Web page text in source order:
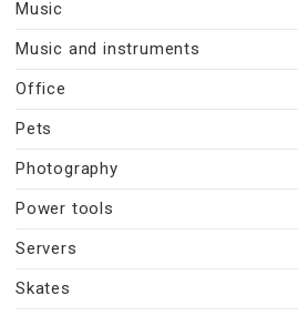
Music
Music and instruments
Office
Pets
Photography
Power tools
Servers
Skates